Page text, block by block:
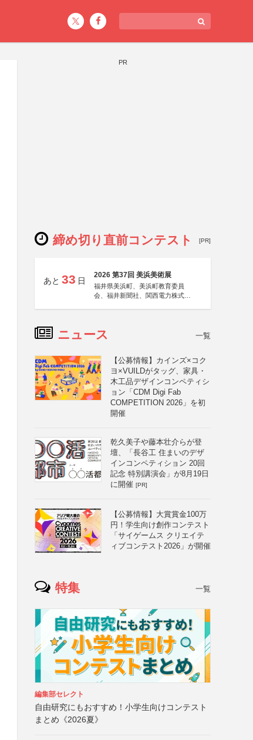
PR
締め切り直前コンテスト [PR]
あと 33 日
2026 第37回 美浜美術展
福井県美浜町、美浜町教育委員
会、福井新聞社、関西電力株式会
ニュース 一覧
【公募情報】カインズ×コク
ヨ×VUILDがタッグ、家具・
木工品デザインコンペティシ
ョン「CDM Digi Fab
COMPETITION 2026」を初
開催
乾久美子や藤本壮介らが登
壇、「長谷工 住まいのデザ
インコンペティション 20回
記念 特別講演会」が8月19日
に開催 [PR]
【公募情報】大賞賞金100万
円！学生向け創作コンテスト
「サイゲームス クリエイテ
ィブコンテスト2026」が開催
特集 一覧
編集部セレクト
自由研究にもおすすめ！小学生向けコンテスト
まとめ《2026夏》